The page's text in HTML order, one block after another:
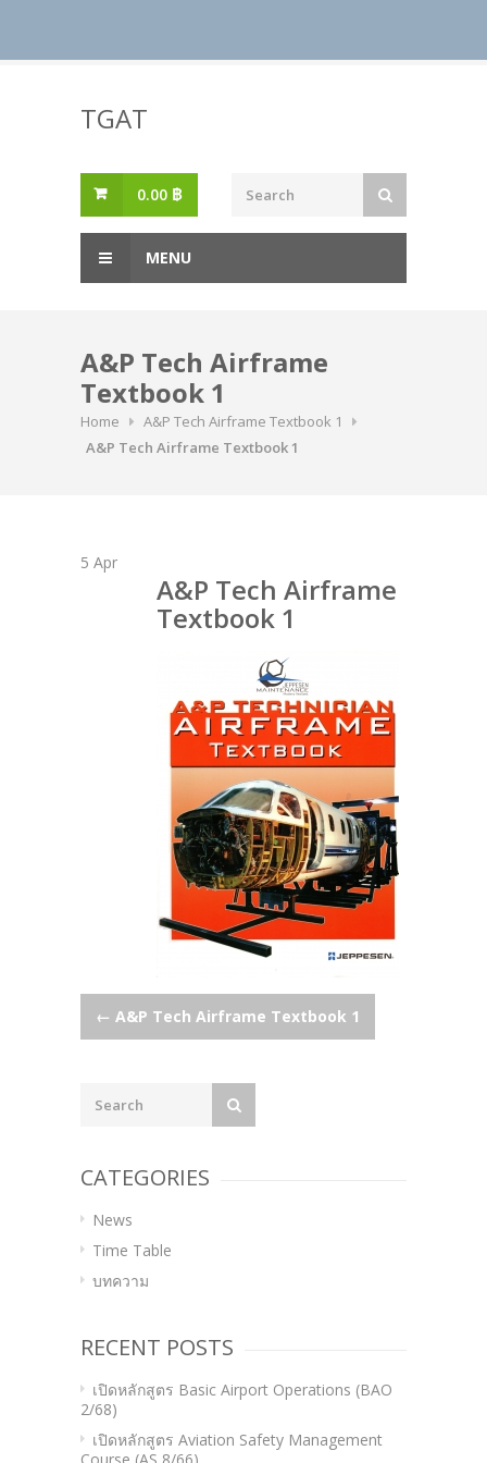
TGAT
0.00 ฿
MENU
A&P Tech Airframe
Textbook 1
Home
A&P Tech Airframe Textbook 1
A&P Tech Airframe Textbook 1
5 Apr
A&P Tech Airframe
Textbook 1
Post
navigation
← A&P Tech Airframe Textbook 1
CATEGORIES
News
Time Table
บทความ
RECENT POSTS
เปิดหลักสูตร Basic Airport Operations (BAO
2/68)
เปิดหลักสูตร Aviation Safety Management